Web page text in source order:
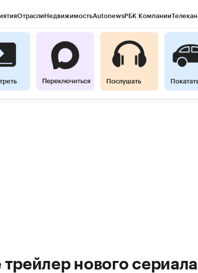
ОтраслиНедвижимостьAutonewsРБК Компании
Крипто РБК Бизнес-среда
ПолитикаЭкономика Бизнес Технологии и медиа
Послушать
нового сериала